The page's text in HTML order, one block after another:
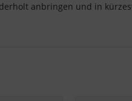
anbringen und in